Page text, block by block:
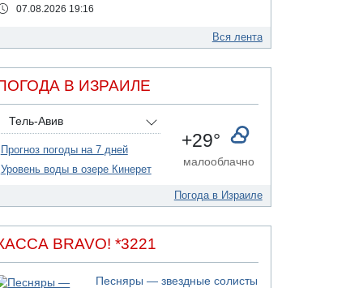
07.08.2026 19:16
Иерусалиме
Подозреваемый в домогательствах в хостеле
- Гильбоа Дахан
Обнародовано имя полицейского,
подозреваемого в коррупционных
07.08.2026 17:51
отказался заморозить лишение
льгот для уклонистов-харедим
Вся лента
В ИЗРАИЛЕ
Тель-Авив
Прогноз погоды на 7 дней
Уровень воды в озере Кинерет
+29°
малооблачно
Погода в Израиле
BRAVO! *3221
Песняры — звездные солисты